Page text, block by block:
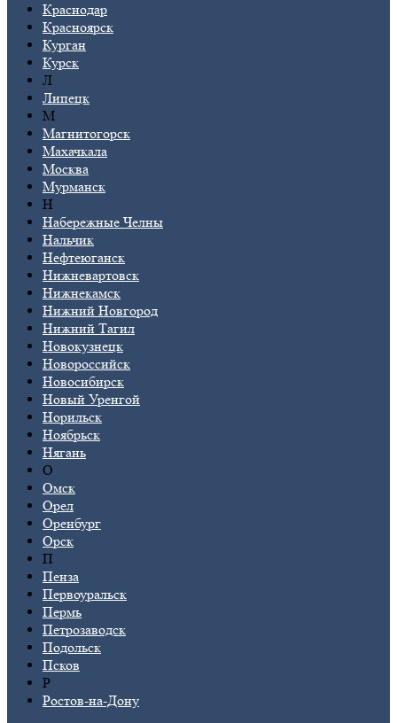
Краснодар
Красноярск
Курган
Курск
Л
Липецк
М
Магнитогорск
Махачкала
Москва
Мурманск
Н
Набережные Челны
Нальчик
Нефтеюганск
Нижневартовск
Нижнекамск
Нижний Новгород
Нижний Тагил
Новокузнецк
Новороссийск
Новосибирск
Новый Уренгой
Норильск
Ноябрьск
Нягань
О
Омск
Орел
Оренбург
Орск
П
Пенза
Первоуральск
Пермь
Петрозаводск
Подольск
Псков
Р
Ростов-на-Дону